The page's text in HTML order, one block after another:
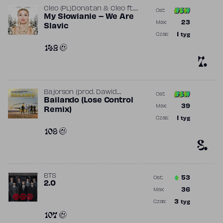
7.
Cleo (PL) Donatan & Cleoft.
Donatan
My Słowianie – We Are
Slavic
142
Ost:
23
Max:
tyg
Czas:
8.
Bajorson (prod. Dawid
Obserwator, DJ Killer, David
Tango)
Bailando (Lose Control
Remix)
109
Ost:
39
Max:
tyg
Czas:
BTS
2.0
107
Ost.: 53
36
Max:
3 tyg
Czas: